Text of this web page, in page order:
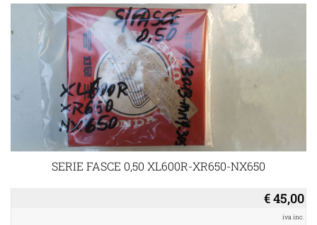
SERIE FASCE 0,50 XL600R-XR650-NX650
€ 45,00
iva inc.